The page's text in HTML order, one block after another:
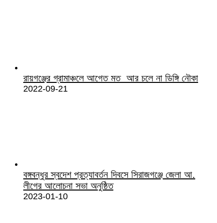
রায়গঞ্জের গ্রামাঞ্চলে আগেত মত আর চলে না ডিঙ্গি নৌকা
2022-09-21
বঙ্গবন্ধুর স্বদেশ প্রত্যাবর্তন দিবসে সিরাজগঞ্জে জেলা আ.
লীগের আলোচনা সভা অনুষ্ঠিত
2023-01-10